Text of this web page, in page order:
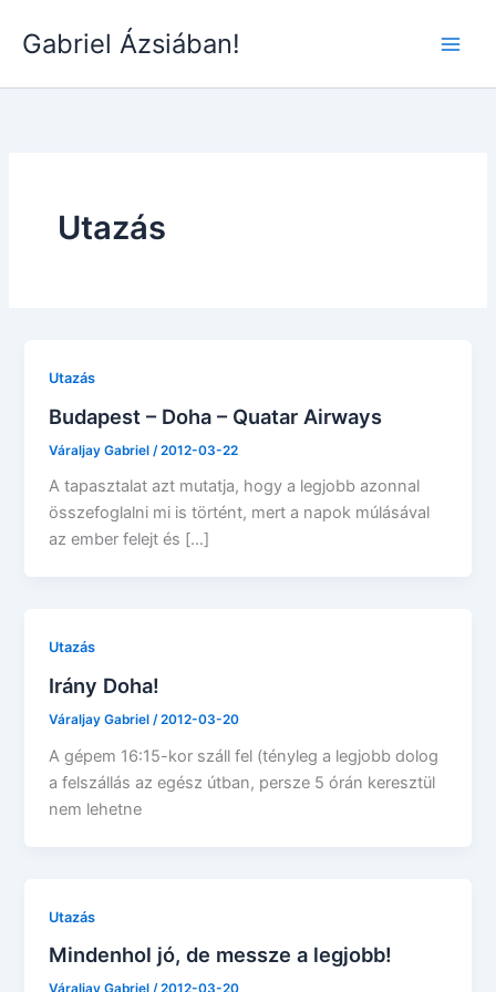
Gabriel Ázsiában!
Utazás
Utazás
Budapest – Doha – Quatar Airways
Váraljay Gabriel /2012-03-22
A tapasztalat azt mutatja, hogy a legjobb azonnal
összefoglalni mi is történt, mert a napok múlásával
az ember felejt és […]
Utazás
Irány Doha!
Váraljay Gabriel/2012-03-20
A gépem 16:15-kor száll fel (tényleg a legjobb dolog
a felszállás az egész útban, persze 5 órán keresztül
nem lehetne
Utazás
Mindenhol jó, de messze a legjobb!